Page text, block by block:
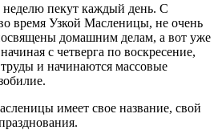
пекут каждый день. С
время Узкой Масленицы, не очень
домашним делам, а вот уже
с четверга по воскресение,
и начинаются массовые
имеет свое название, свой